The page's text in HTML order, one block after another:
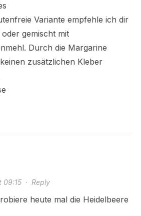
Variante empfehle ich dir
gemischt mit
Durch die Margarine
zusätzlichen Kleber
09:15· Reply
heute mal die Heidelbeere